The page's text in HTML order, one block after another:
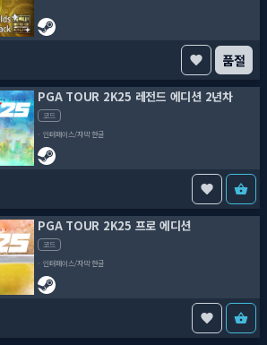
품절
PGA TOUR 2K25 레전드 에디션 2년차
코드
인터페이스/자막 한글
PGA TOUR 2K25 프로 에디션
코드
인터페이스/자막 한글